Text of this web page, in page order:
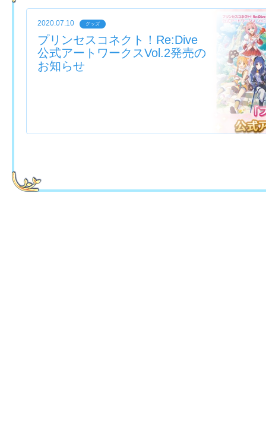
2020.07.10 グッズ
プリンセスコネクト！Re:Dive
公式アートワークスVol.2発売の
お知らせ